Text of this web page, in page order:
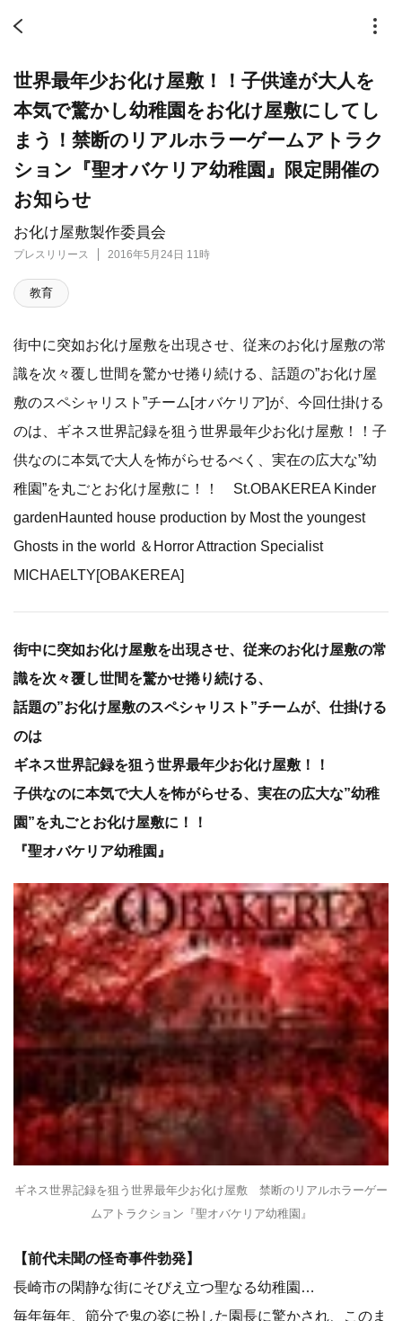
お化け屋敷製作委員会
プレスリリース 2016年5月24日 11時
世界最年少お化け屋敷！！子供達が大人を
本気で驚かし幼稚園をお化け屋敷にしてし
まう！禁断のリアルホラーゲームアトラク
ション『聖オバケリア幼稚園』限定開催の
お知らせ
教育
街中に突如お化け屋敷を出現させ、従来のお化け屋敷の常
識を次々覆し世間を驚かせ捲り続ける、話題の”お化け屋
敷のスペシャリスト”チーム[オバケリア]が、今回仕掛ける
のは、ギネス世界記録を狙う世界最年少お化け屋敷！！子
供なのに本気で大人を怖がらせるべく、実在の広大な”幼
稚園”を丸ごとお化け屋敷に！！ St.OBAKEREA Kinder
gardenHaunted house production by Most the youngest
Ghosts in the world ＆Horror Attraction Specialist
MICHAELTY[OBAKEREA]
街中に突如お化け屋敷を出現させ、従来のお化け屋敷の常
識を次々覆し世間を驚かせ捲り続ける、
話題の”お化け屋敷のスペシャリスト”チームが、仕掛ける
のは
ギネス世界記録を狙う世界最年少お化け屋敷！！
子供なのに本気で大人を怖がらせる、実在の広大な”幼稚
園”を丸ごとお化け屋敷に！！
『聖オバケリア幼稚園』
ギネス世界記録を狙う世界最年少お化け屋敷 禁断のリアルホラーゲー
ムアトラクション『聖オバケリア幼稚園』
【前代未聞の怪奇事件勃発】
長崎市の閑静な街にそびえ立つ聖なる幼稚園…
毎年毎年、節分で鬼の姿に扮した園長に驚かされ、このま